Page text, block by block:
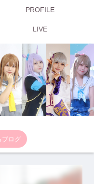
ブログ
PROFILE
LIVE